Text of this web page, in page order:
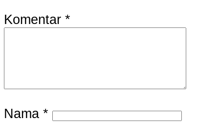
Komentar *
Nama *